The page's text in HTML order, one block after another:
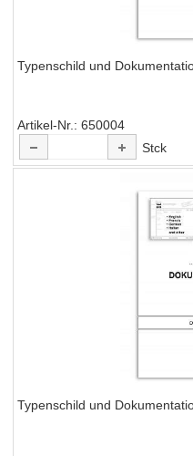
Typenschild und
Artikel-Nr.
650004
Stck
Typenschild und